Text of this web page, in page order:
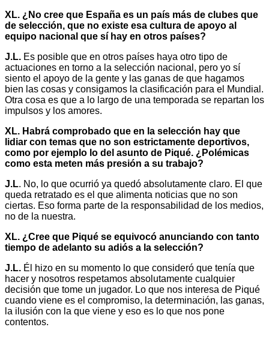
XL. ¿No cree que España es un país más de clubes que
de selección, que no existe esa cultura de apoyo al
equipo nacional que sí hay en otros países?
J.L. Es posible que en otros países haya otro tipo de
actuaciones en torno a la selección nacional, pero yo sí
siento el apoyo de la gente y las ganas de que hagamos
bien las cosas y consigamos la clasificación para el Mundial.
Otra cosa es que a lo largo de una temporada se repartan los
impulsos y los amores.
XL. Habrá comprobado que en la selección hay que
lidiar con temas que no son estrictamente deportivos,
como por ejemplo lo del asunto de Piqué. ¿Polémicas
como esta meten más presión a su trabajo?
J.L. No, lo que ocurrió ya quedó absolutamente claro. El que
queda retratado es el que alimenta noticias que no son
ciertas. Eso forma parte de la responsabilidad de los medios,
no de la nuestra.
XL. ¿Cree que Piqué se equivocó anunciando con tanto
tiempo de adelanto su adiós a la selección?
J.L. Él hizo en su momento lo que consideró que tenía que
hacer y nosotros respetamos absolutamente cualquier
decisión que tome un jugador. Lo que nos interesa de Piqué
cuando viene es el compromiso, la determinación, las ganas,
la ilusión con la que viene y eso es lo que nos pone
contentos.